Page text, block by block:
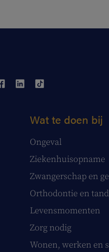
Wat te doen bij
Ongeval
Ziekenhuisopname
Zwangerschap en
Orthodontie en
Levensmomenten
Zorg nodig
Wonen, werken en